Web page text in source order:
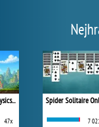
One Shot Tower: Physics Destroyer
47x
Spider Solitaire
7